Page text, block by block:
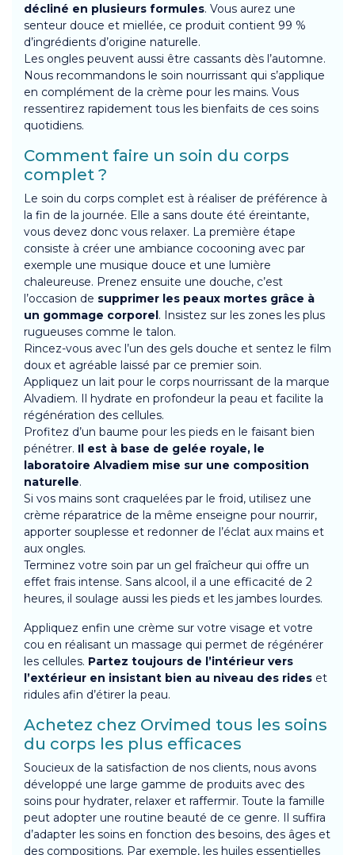
décliné en plusieurs formules. Vous aurez une
senteur douce et miellée, ce produit contient 99 %
d’ingrédients d’origine naturelle.
Les ongles peuvent aussi être cassants dès l’automne.
Nous recommandons le soin nourrissant qui s’applique
en complément de la crème pour les mains. Vous
ressentirez rapidement tous les bienfaits de ces soins
quotidiens.
Comment faire un soin du corps
complet ?
Le soin du corps complet est à réaliser de préférence à
la fin de la journée. Elle a sans doute été éreintante,
vous devez donc vous relaxer. La première étape
consiste à créer une ambiance cocooning avec par
exemple une musique douce et une lumière
chaleureuse. Prenez ensuite une douche, c’est
l’occasion de supprimer les peaux mortes grâce à
un gommage corporel. Insistez sur les zones les plus
rugueuses comme le talon.
Rincez-vous avec l’un des gels douche et sentez le film
doux et agréable laissé par ce premier soin.
Appliquez un lait pour le corps nourrissant de la marque
Alvadiem. Il hydrate en profondeur la peau et facilite la
régénération des cellules.
Profitez d’un baume pour les pieds en le faisant bien
pénétrer. Il est à base de gelée royale, le
laboratoire Alvadiem mise sur une composition
naturelle.
Si vos mains sont craquelées par le froid, utilisez une
crème réparatrice de la même enseigne pour nourrir,
apporter souplesse et redonner de l’éclat aux mains et
aux ongles.
Terminez votre soin par un gel fraîcheur qui offre un
effet frais intense. Sans alcool, il a une efficacité de 2
heures, il soulage aussi les pieds et les jambes lourdes.
Appliquez enfin une crème sur votre visage et votre
cou en réalisant un massage qui permet de régénérer
les cellules. Partez toujours de l’intérieur vers
l’extérieur en insistant bien au niveau des rides et
ridules afin d’étirer la peau.
Achetez chez Orvimed tous les soins
du corps les plus efficaces
Soucieux de la satisfaction de nos clients, nous avons
développé une large gamme de produits avec des
soins pour hydrater, relaxer et raffermir. Toute la famille
peut adopter une routine beauté de ce genre. Il suffira
d’adapter les soins en fonction des besoins, des âges et
des compositions. Par exemple, les huiles essentielles